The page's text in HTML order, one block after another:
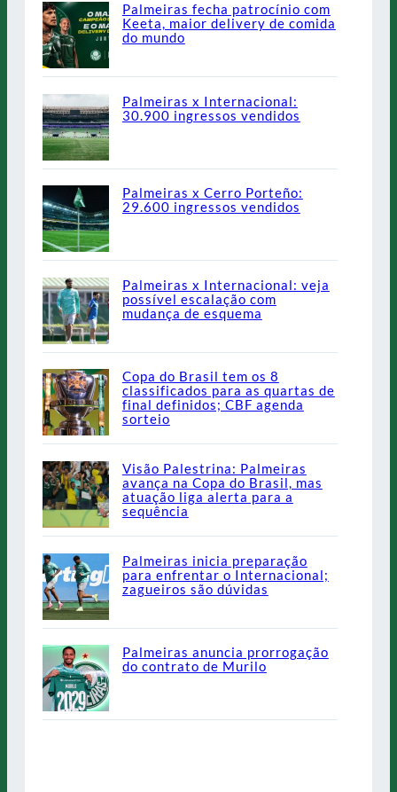
Palmeiras fecha patrocínio com
Keeta, maior delivery de comida
do mundo
Palmeiras x Internacional:
30.900 ingressos vendidos
Palmeiras x Cerro Porteño:
29.600 ingressos vendidos
Palmeiras x Internacional: veja
possível escalação com
mudança de esquema
Copa do Brasil tem os 8
classificados para as quartas de
final definidos; CBF agenda
sorteio
Visão Palestrina: Palmeiras
avança na Copa do Brasil, mas
atuação liga alerta para a
sequência
Palmeiras inicia preparação
para enfrentar o Internacional;
zagueiros são dúvidas
Palmeiras anuncia prorrogação
do contrato de Murilo